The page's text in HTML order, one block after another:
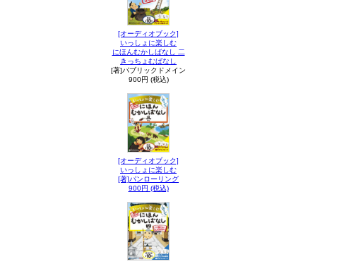
[オーディオブック]
いっしょに楽しむ
にほんむかしばなし 二
きっちょむばなし
[著]パブリックドメイン
900円 (税込)
[オーディオブック]
いっしょに楽しむ
[著]パンローリング
900円 (税込)